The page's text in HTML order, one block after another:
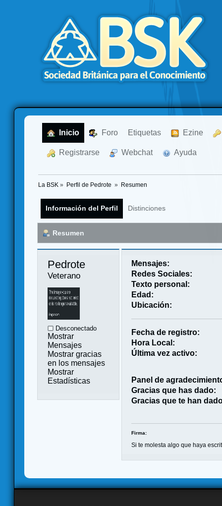
Inicio Foro Etiquetas Ezine
Registrarse Webchat Ayuda
La BSK » Perfil de Pedrote » Resumen
Información del Perfil Distinciones
Resumen
Pedrote
Veterano
Desconectado
Mostrar
Mensajes
Mostrar gracias
en los mensajes
Mostrar
Estadísticas
Mensajes:
Redes Sociales:
Texto personal:
Edad:
Ubicación:
Fecha de registro:
Hora Local:
Última vez activo:
Panel de
Gracias que has dado:
Gracias que te han
Firma:
Si te molesta algo que haya